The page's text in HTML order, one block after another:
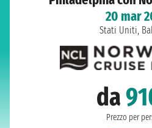
20 mar
Stati Uniti,
da
Prezzo per